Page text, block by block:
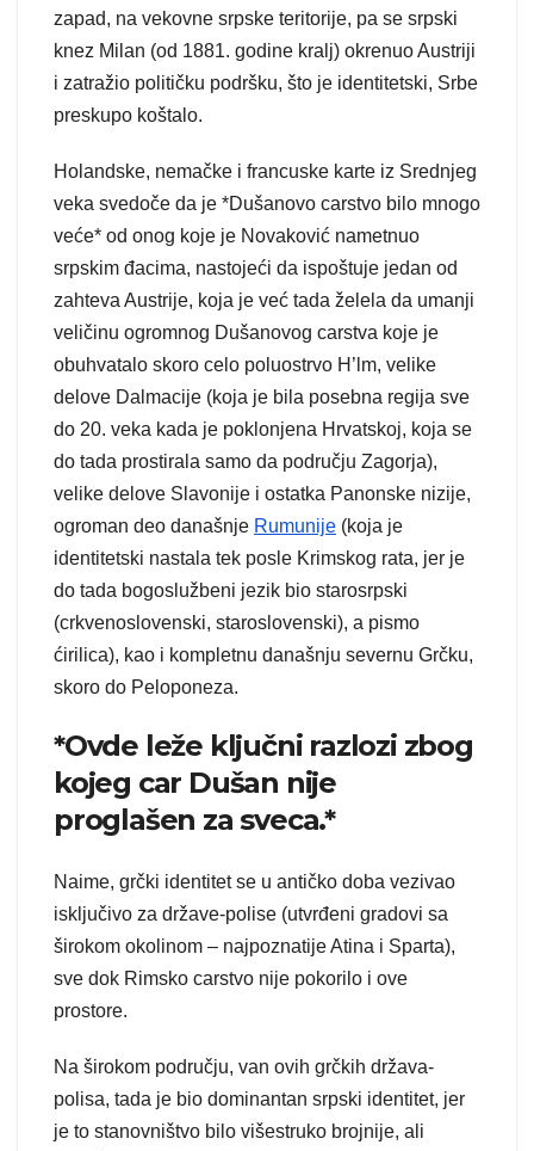
zapad, na vekovne srpske teritorije, pa se srpski
knez Milan (od 1881. godine kralj) okrenuo Austriji
i zatražio političku podršku, što je identitetski, Srbe
preskupo koštalo.
Holandske, nemačke i francuske karte iz Srednjeg
veka svedoče da je *Dušanovo carstvo bilo mnogo
veće* od onog koje je Novaković nametnuo
srpskim đacima, nastojeći da ispoštuje jedan od
zahteva Austrije, koja je već tada želela da umanji
veličinu ogromnog Dušanovog carstva koje je
obuhvatalo skoro celo poluostrvo H’lm, velike
delove Dalmacije (koja je bila posebna regija sve
do 20. veka kada je poklonjena Hrvatskoj, koja se
do tada prostirala samo da području Zagorja),
velike delove Slavonije i ostatka Panonske nizije,
ogroman deo današnje Rumunije (koja je
identitetski nastala tek posle Krimskog rata, jer je
do tada bogoslužbeni jezik bio starosrpski
(crkvenoslovenski, staroslovenski), a pismo
ćirilica), kao i kompletnu današnju severnu Grčku,
skoro do Peloponeza.
*Ovde leže ključni razlozi zbog
kojeg car Dušan nije
proglašen za sveca.*
Naime, grčki identitet se u antičko doba vezivao
isključivo za države-polise (utvrđeni gradovi sa
širokom okolinom – najpoznatije Atina i Sparta),
sve dok Rimsko carstvo nije pokorilo i ove
prostore.
Na širokom području, van ovih grčkih država-
polisa, tada je bio dominantan srpski identitet, jer
je to stanovništvo bilo višestruko brojnije, ali